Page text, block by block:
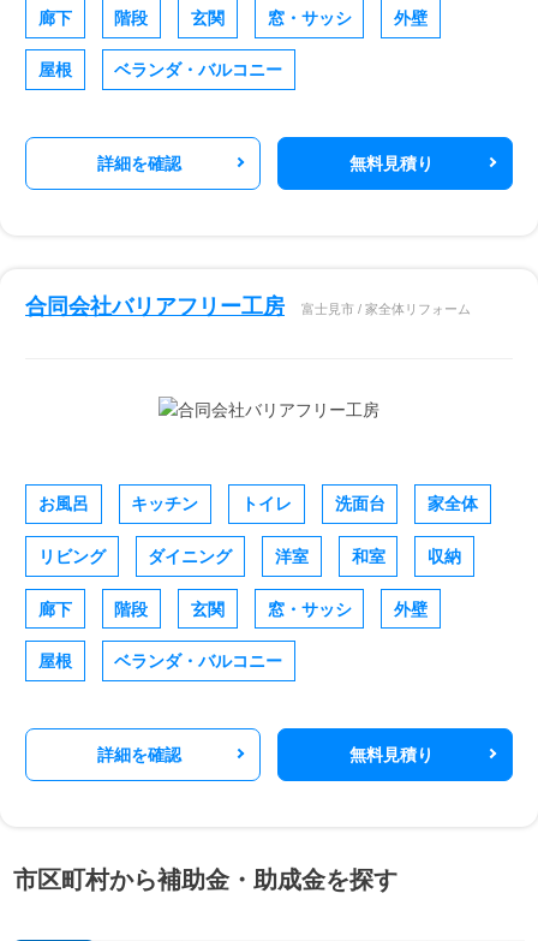
廊下 階段 玄関 窓・サッシ 外壁
屋根 ベランダ・バルコニー
詳細を確認 無料見積り
合同会社バリアフリー工房 富士見市 / 家全体リフォーム
お風呂 キッチン トイレ 洗面台 家全体
リビング ダイニング 洋室 和室 収納
廊下 階段 玄関 窓・サッシ 外壁
屋根 ベランダ・バルコニー
詳細を確認 無料見積り
市区町村から補助金・助成金を探す